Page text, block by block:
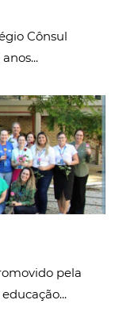
Cônsul
pela